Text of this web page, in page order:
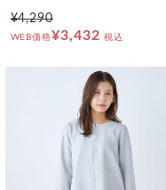
¥4,290
WEB価格¥3,432 税込